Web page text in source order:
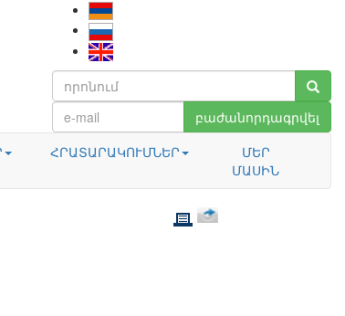
բաժանորդագրվել
ՀՐԱՏԱՐԱԿՈՒՄՆԵՐ
ՄԵՐ
ՄԱՍԻՆ